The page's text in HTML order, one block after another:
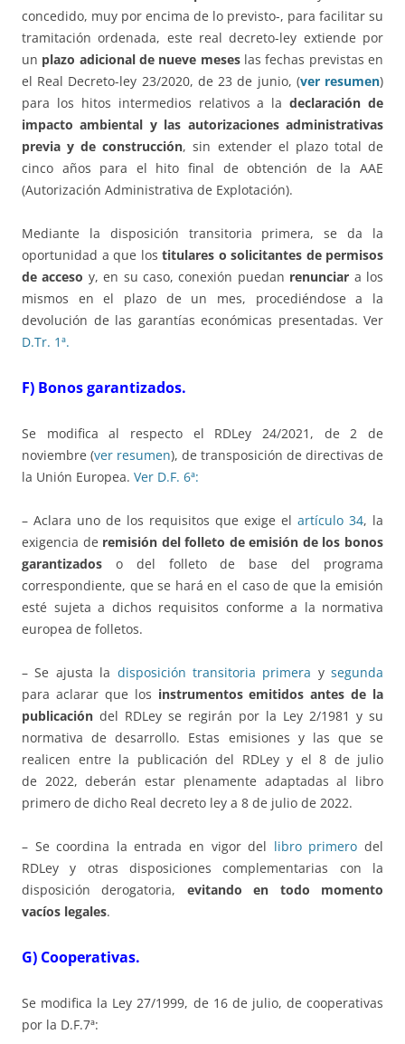
concedido, muy por encima de lo previsto-, para facilitar su
tramitación ordenada, este real decreto-ley extiende por
un plazo adicional de nueve meseslas fechas previstas en
el Real Decreto-ley 23/2020, de 23 de junio, (ver resumen)
para los hitos intermedios relativos a ladeclaración de
impacto ambiental y las autorizaciones administrativas
previa y de construcción, sin extender el plazo total de
cinco años para el hito final de obtención de la AAE
(Autorización Administrativa de Explotación).
Mediante la disposición transitoria primera, se da la
oportunidad a que los titulares o solicitantes de permisos
de acceso y, en su caso, conexión puedan renunciar a los
mismos en el plazo de un mes, procediéndose a la
devolución de las garantías económicas presentadas. Ver
D.Tr. 1ª.
F) Bonos garantizados.
Se modifica al respecto el RDLey 24/2021, de 2 de
noviembre (ver resumen), de transposición de directivas de
la Unión Europea. Ver D.F. 6ª:
– Aclara uno de los requisitos que exige el artículo 34, la
exigencia de remisión del folleto de emisión de los bonos
garantizados o del folleto de base del programa
correspondiente, que se hará en el caso de que la emisión
esté sujeta a dichos requisitos conforme a la normativa
europea de folletos.
– Se ajusta la disposición transitoria primera y segunda
para aclarar que los instrumentos emitidos antes de la
publicación del RDLey se regirán por la Ley 2/1981 y su
normativa de desarrollo. Estas emisiones y las que se
realicen entre la publicación del RDLey y el 8 de julio
de 2022, deberán estar plenamente adaptadas al libro
primero de dicho Real decreto ley a 8 de julio de 2022.
– Se coordina la entrada en vigor del libro primero del
RDLey y otras disposiciones complementarias con la
disposición derogatoria, evitando en todo momento
vacíos legales.
G) Cooperativas.
Se modifica la Ley 27/1999, de 16 de julio, de cooperativas
por la D.F.7ª: